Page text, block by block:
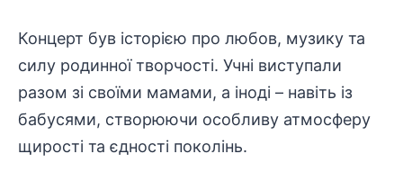
Концерт був історією про любов, музику та
силу родинної творчості. Учні виступали
разом зі своїми мамами, а іноді – навіть із
бабусями, створюючи особливу атмосферу
щирості та єдності поколінь.